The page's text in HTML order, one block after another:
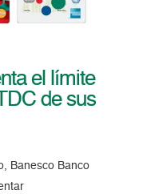
el límite
de sus
Banesco Banco